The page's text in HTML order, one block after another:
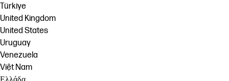
Türkiye
United Kingdom
United States
Uruguay
Venezuela
Việt Nam